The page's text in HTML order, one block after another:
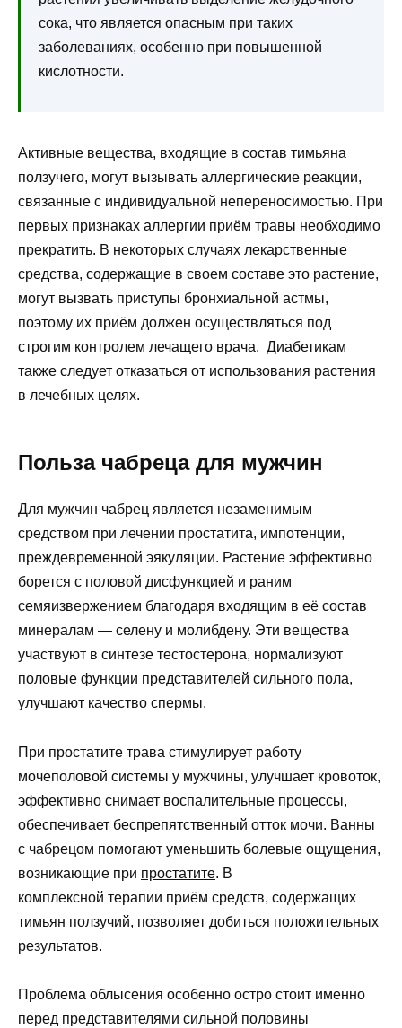
сока, что является опасным при таких
заболеваниях, особенно при повышенной
кислотности.
Активные вещества, входящие в состав тимьяна
ползучего, могут вызывать аллергические реакции,
связанные с индивидуальной непереносимостью. При
первых признаках аллергии приём травы необходимо
прекратить. В некоторых случаях лекарственные
средства, содержащие в своем составе это растение,
могут вызвать приступы бронхиальной астмы,
поэтому их приём должен осуществляться под
строгим контролем лечащего врача. Диабетикам
также следует отказаться от использования растения
в лечебных целях.
Польза чабреца для мужчин
Для мужчин чабрец является незаменимым
средством при лечении простатита, импотенции,
преждевременной эякуляции. Растение эффективно
борется с половой дисфункцией и раним
семяизвержением благодаря входящим в её состав
минералам — селену и молибдену. Эти вещества
участвуют в синтезе тестостерона, нормализуют
половые функции представителей сильного пола,
улучшают качество спермы.
При простатите трава стимулирует работу
мочеполовой системы у мужчины, улучшает кровоток,
эффективно снимает воспалительные процессы,
обеспечивает беспрепятственный отток мочи. Ванны
с чабрецом помогают уменьшить болевые ощущения,
возникающие при простатите. В
комплексной терапии приём средств, содержащих
тимьян ползучий, позволяет добиться положительных
результатов.
Проблема облысения особенно остро стоит именно
перед представителями сильной половины